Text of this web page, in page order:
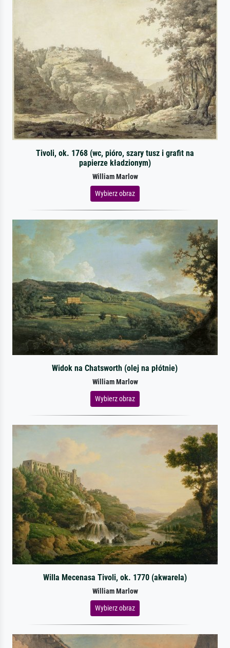
Tivoli, ok. 1768 (wc, pióro, szary tusz i grafit na
papierze kładzionym)
William Marlow
Wybierz obraz
Widok na Chatsworth (olej na płótnie)
William Marlow
Wybierz obraz
Willa Mecenasa Tivoli, ok. 1770 (akwarela)
William Marlow
Wybierz obraz